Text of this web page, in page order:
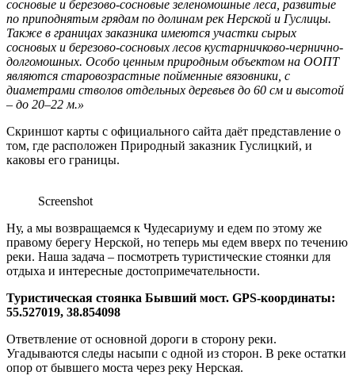
сосновые и березово-сосновые зеленомошные леса, развитые
по приподнятым грядам по долинам рек Нерской и Гуслицы.
Также в границах заказника имеются участки сырых
сосновых и березово-сосновых лесов кустарничково-чернично-
долгомошных. Особо ценным природным объектом на ООПТ
являются старовозрастные пойменные вязовники, с
диаметрами стволов отдельных деревьев до 60 см и высотой
– до 20–22 м.»
Скриншот карты с официального сайта даёт представление о
том, где расположен Природный заказник Гуслицкий, и
каковы его границы.
Screenshot
Ну, а мы возвращаемся к Чудесариуму и едем по этому же
правому берегу Нерской, но теперь мы едем вверх по течению
реки. Наша задача – посмотреть туристические стоянки для
отдыха и интересные достопримечательности.
Туристическая стоянка Бывший мост. GPS-координаты:
55.527019, 38.854098
Ответвление от основной дороги в сторону реки.
Угадываются следы насыпи с одной из сторон. В реке остатки
опор от бывшего моста через реку Нерская.